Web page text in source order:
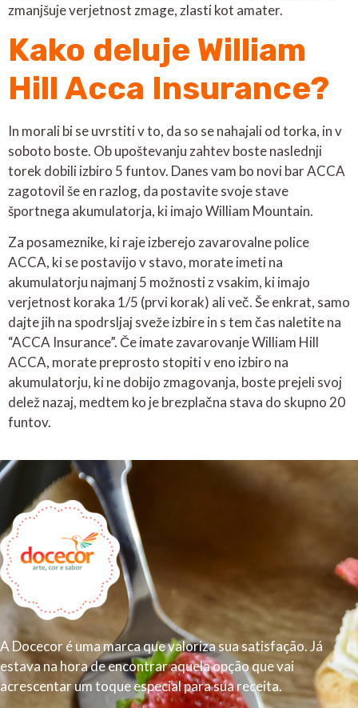
zmanjšuje verjetnost zmage, zlasti kot amater.
Kako deluje William
Hill Acca Insurance?
In morali bi se uvrstiti v to, da so se nahajali od torka, in v
soboto boste. Ob upoštevanju zahtev boste naslednji
torek dobili izbiro 5 funtov. Danes vam bo novi bar ACCA
zagotovil še en razlog, da postavite svoje stave
športnega akumulatorja, ki imajo William Mountain.
Za posameznike, ki raje izberejo zavarovalne police
ACCA, ki se postavijo v stavo, morate imeti na
akumulatorju najmanj 5 možnosti z vsakim, ki imajo
verjetnost koraka 1/5 (prvi korak) ali več. Še enkrat, samo
dajte jih na spodrsljaj sveže izbire in s tem čas naletite na
“ACCA Insurance”. Če imate zavarovanje William Hill
ACCA, morate preprosto stopiti v eno izbiro na
akumulatorju, ki ne dobijo zmagovanja, boste prejeli svoj
delež nazaj, medtem ko je brezplačna stava do skupno 20
funtov.
A Docecor é uma marca que valoriza sua satisfação. Já
estava na hora de encontrar aquela opção que vai
acrescentar um toque especial para sua receita.